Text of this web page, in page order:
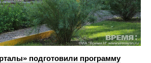
подготовили программу